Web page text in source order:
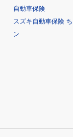
自動車保険
スズキ自動車保険
ン